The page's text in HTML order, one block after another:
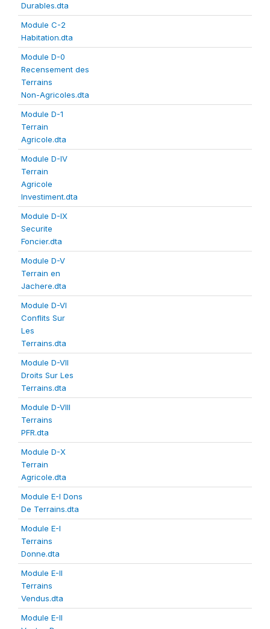
Durables.dta
Module C-2
Habitation.dta
Module D-0
Recensement des
Terrains
Non-Agricoles.dta
Module D-1
Terrain
Agricole.dta
Module D-IV
Terrain
Agricole
Investiment.dta
Module D-IX
Securite
Foncier.dta
Module D-V
Terrain en
Jachere.dta
Module D-VI
Conflits Sur
Les
Terrains.dta
Module D-VII
Droits Sur Les
Terrains.dta
Module D-VIII
Terrains
PFR.dta
Module D-X
Terrain
Agricole.dta
Module E-I Dons
De Terrains.dta
Module E-I
Terrains
Donne.dta
Module E-II
Terrains
Vendus.dta
Module E-II